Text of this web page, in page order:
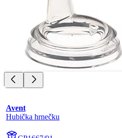
Avent
Hubička hrnečku